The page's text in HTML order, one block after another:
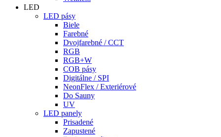
LED
LED pásy
Biele
Farebné
Dvojfarebné / CCT
RGB
RGB+W
COB pásy
Digitálne / SPI
NeonFlex / Exteriérové
Do Sauny
UV
LED panely
Prisadené
Zapustené